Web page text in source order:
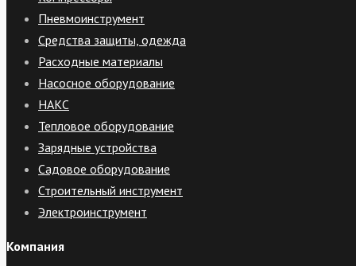
Пневмоинструмент
Средства защиты, одежда
Расходные материалы
Насосное оборудование
НАКС
Тепловое оборудование
Зарядные устройства
Садовое оборудование
Строительный инструмент
Электроинструмент
Компания